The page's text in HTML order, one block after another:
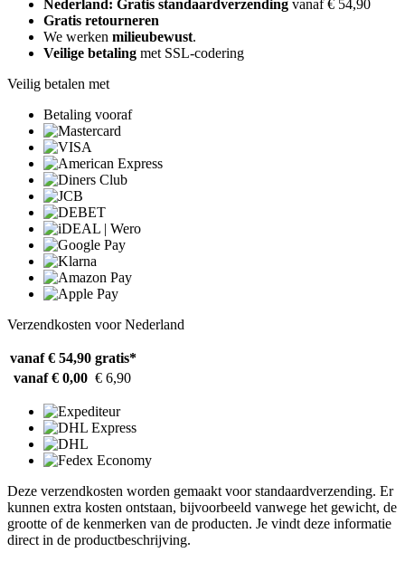
Nederland: Gratis standaardverzending vanaf € 54,90
Gratis retourneren
We werken milieubewust.
Veilige betaling met SSL-codering
Veilig betalen met
Betaling vooraf
Verzendkosten voor Nederland
vanaf € 54,90 gratis*
vanaf € 0,00 € 6,90
Deze verzendkosten worden gemaakt voor standaardverzending. Er
kunnen extra kosten ontstaan, bijvoorbeeld vanwege het gewicht, de
grootte of de kenmerken van de producten. Je vindt deze informatie
direct in de productbeschrijving.